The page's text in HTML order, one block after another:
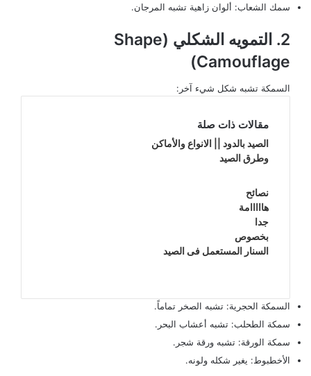
سمك الشعاب: ألوان زاهية تشبه المرجان.
2. التمويه الشكلي (Shape
Camouflage)
السمكة تشبه شكل شيء آخر:
مقالات ذات صلة
الصيد بالدود || الانواع والأماكن
وطرق الصيد
نصائح
هااااامة
جدا
بخصوص
السنار المستعمل فى الصيد
السمكة الحجرية: تشبه الصخر تماماً.
سمكة الطحلب: تشبه أعشاب البحر.
سمكة الورقة: تشبه ورقة شجر.
الأخطبوط: يغير شكله ولونه.